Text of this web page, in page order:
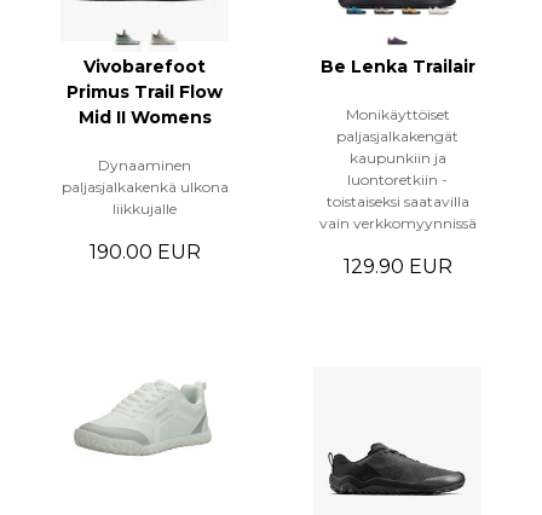
Vivobarefoot
Primus Trail Flow
Mid II Womens
Dynaaminen
paljasjalkakenkä ulkona
liikkujalle
190.00 EUR
Be Lenka Trailair
Monikäyttöiset
paljasjalkakengät
kaupunkiin ja
luontoretkiin -
toistaiseksi saatavilla
vain verkkomyynnissä
129.90 EUR